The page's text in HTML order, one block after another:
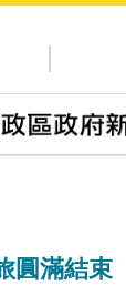
圓滿結束